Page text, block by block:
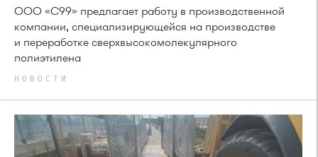
ООО «С99» предлагает работу в производственной
компании, специализирующейся на производстве
и переработке сверхвысокомолекулярного
полиэтилена
НОВОСТИ